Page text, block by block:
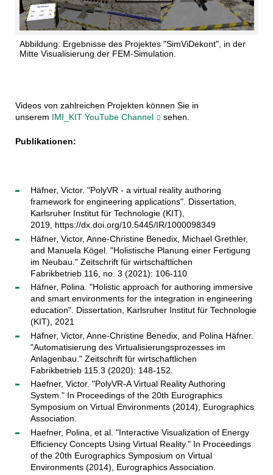
Abbildung: Ergebnisse des Projektes "SimViDekont", in der
Mitte Visualisierung der FEM-Simulation.
Videos von zahlreichen Projekten können Sie in
unserem IMI_KIT YouTube Channel sehen.
Publikationen:
Häfner, Victor. "PolyVR - a virtual reality authoring
framework for engineering applications". Dissertation,
Karlsruher Institut für Technologie (KIT),
2019, https://dx.doi.org/10.5445/IR/1000098349
Häfner, Victor, Anne-Christine Benedix, Michael Grethler,
and Manuela Kögel. "Holistische Planung einer Fertigung
im Neubau." Zeitschrift für wirtschaftlichen
Fabrikbetrieb 116, no. 3 (2021): 106-110
Häfner, Polina. "Holistic approach for authoring immersive
and smart environments for the integration in engineering
education". Dissertation, Karlsruher Institut für Technologie
(KIT), 2021
Häfner, Victor, Anne-Christine Benedix, and Polina Häfner.
"Automatisierung des Virtualisierungsprozesses im
Anlagenbau." Zeitschrift für wirtschaftlichen
Fabrikbetrieb 115.3 (2020): 148-152.
Haefner, Victor. "PolyVR-A Virtual Reality Authoring
System." In Proceedings of the 20th Eurographics
Symposium on Virtual Environments (2014), Eurographics
Association.
Haefner, Polina, et al. "Interactive Visualization of Energy
Efficiency Concepts Using Virtual Reality." In Proceedings
of the 20th Eurographics Symposium on Virtual
Environments (2014), Eurographics Association.